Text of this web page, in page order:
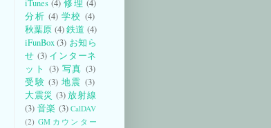
iTunes (4) 修理 (4)
分析 (4) 学校 (4)
秋葉原 (4)鉄道 (4)
iFunBox (3) お知ら
せ (3) インターネ
ット (3) 写真 (3)
受験 (3) 地震 (3)
大震災 (3) 放射線
(3) 音楽 (3) CalDAV
(2) GMカウンター